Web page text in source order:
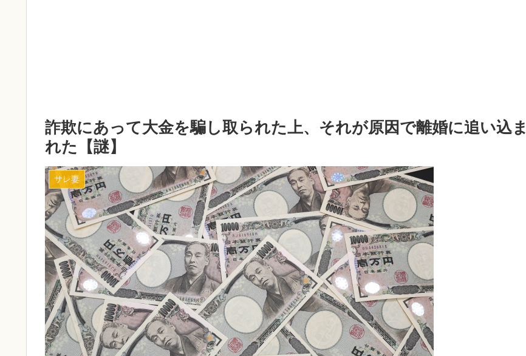
詐欺にあって大金を騙し取られた上、それが原因で離婚に追い込ま
れた【謎】
サレ妻